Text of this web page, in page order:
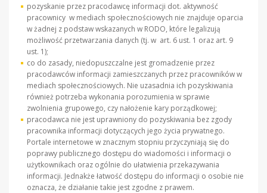
pozyskanie przez pracodawcę informacji dot. aktywność
pracownicy w mediach społecznościowych nie znajduje oparcia
w żadnej z podstaw wskazanych w RODO, które legalizują
możliwość przetwarzania danych (tj. w art. 6 ust. 1 oraz art. 9
ust. 1);
co do zasady, niedopuszczalne jest gromadzenie przez
pracodawców informacji zamieszczanych przez pracowników w
mediach społecznościowych. Nie uzasadnia ich pozyskiwania
również potrzeba wykonania porozumienia w sprawie
zwolnienia grupowego, czy nałożenie kary porządkowej;
pracodawca nie jest uprawniony do pozyskiwania bez zgody
pracownika informacji dotyczących jego życia prywatnego.
Portale internetowe w znacznym stopniu przyczyniają się do
poprawy publicznego dostępu do wiadomości i informacji o
użytkownikach oraz ogólnie do ułatwienia przekazywania
informacji. Jednakże łatwość dostępu do informacji o osobie nie
oznacza, że działanie takie jest zgodne z prawem.